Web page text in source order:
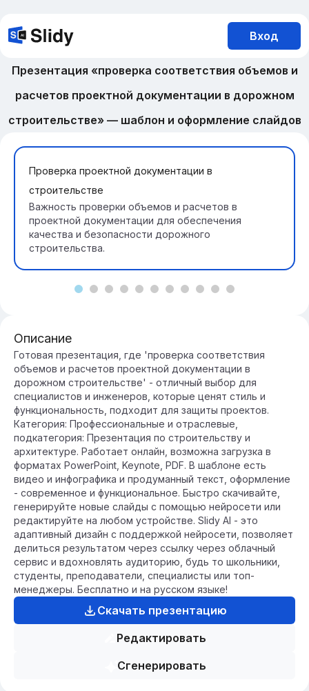
Вход
Презентация «проверка соответствия объемов и
расчетов проектной документации в дорожном
строительстве» — шаблон и оформление слайдов
Проверка проектной документации в
строительстве
Важность проверки объемов и расчетов в
проектной документации для обеспечения
качества и безопасности дорожного
строительства.
Описание
Готовая презентация, где 'проверка соответствия
объемов и расчетов проектной документации в
дорожном строительстве' - отличный выбор для
специалистов и инженеров, которые ценят стиль и
функциональность, подходит для защиты проектов.
Категория: Профессиональные и отраслевые,
подкатегория: Презентация по строительству и
архитектуре. Работает онлайн, возможна загрузка в
форматах PowerPoint, Keynote, PDF. В шаблоне есть
видео и инфографика и продуманный текст, оформление
- современное и функциональное. Быстро скачивайте,
генерируйте новые слайды с помощью нейросети или
редактируйте на любом устройстве. Slidy AI - это
адаптивный дизайн с поддержкой нейросети, позволяет
делиться результатом через ссылку через облачный
сервис и вдохновлять аудиторию, будь то школьники,
студенты, преподаватели, специалисты или топ-
менеджеры. Бесплатно и на русском языке!
Скачать презентацию
Редактировать
Сгенерировать